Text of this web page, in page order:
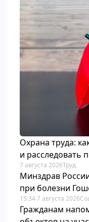
Охрана труда:
и расследовать
7 августа 2026Труд
Минздрав
при болезни
15:34 7 августа 2026
Гражданам